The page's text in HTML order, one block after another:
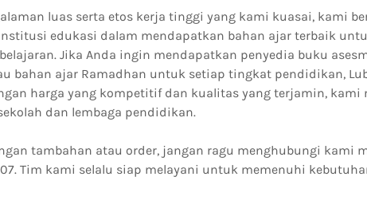
luas serta etos kerja tinggi yang kami kuasai, kami
edukasi dalam mendapatkan bahan ajar terbaik
Jika Anda ingin mendapatkan penyedia buku
bahan ajar Ramadhan untuk setiap tingkat pendidikan,
harga yang kompetitif dan kualitas yang terjamin,
dan lembaga pendidikan.
tambahan atau order, jangan ragu menghubungi kami
Tim kami selalu siap melayani untuk memenuhi